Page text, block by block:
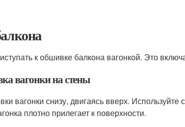
к обшивке балкона вагонкой. Это
вагонки на стены
вагонки снизу, двигаясь вверх.
плотно прилегает к поверхности.